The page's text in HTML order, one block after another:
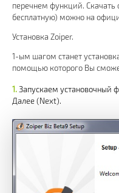
перечнем функций.
бесплатную) можно на
Установка Zoiper.
1-ым шагом станет
помощью которого Вы
Запускаем установочный
Далее (Next).